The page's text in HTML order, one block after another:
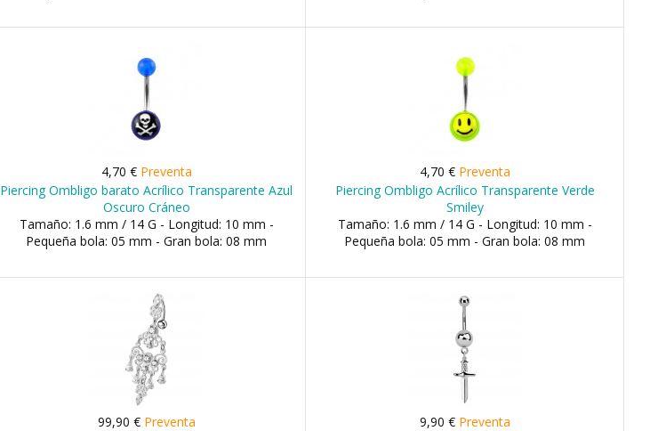
4,70 € Preventa
Piercing Ombligo barato Acrílico Transparente Azul
Oscuro Cráneo
Tamaño: 1.6 mm / 14 G - Longitud: 10 mm -
Pequeña bola: 05 mm - Gran bola: 08 mm
4,70 € Preventa
Piercing Ombligo Acrílico Transparente Verde
Smiley
Tamaño: 1.6 mm / 14 G - Longitud: 10 mm -
Pequeña bola: 05 mm - Gran bola: 08 mm
99,90 € Preventa
9,90 € Preventa